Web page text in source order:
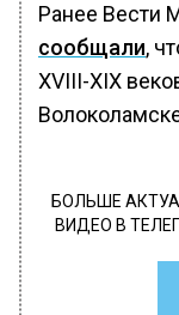
Ранее Вести
сообщали,
XVIII-XIX
БОЛЬШЕ
ВИДЕО В